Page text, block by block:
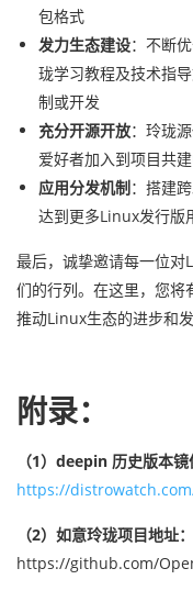
包格式
发力生态建设：不断
珑学习教程及技术指
制或开发
充分开源开放：玲珑
爱好者加入到项目共
应用分发机制：搭建
达到更多Linux发行版
最后，诚挚邀请每一位
们的行列。在这里，您将
推动Linux生态的进步和发
附录：
（1）deepin 历史版本
https://
（2）如意玲珑项目地址：
https://github.com/